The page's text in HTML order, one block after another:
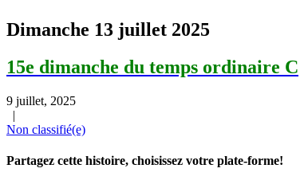
Dimanche 13 juillet 2025
15e dimanche du temps ordinaire C
9 juillet, 2025
|
Non classifié(e)
Partagez cette histoire, choisissez votre plate-forme!